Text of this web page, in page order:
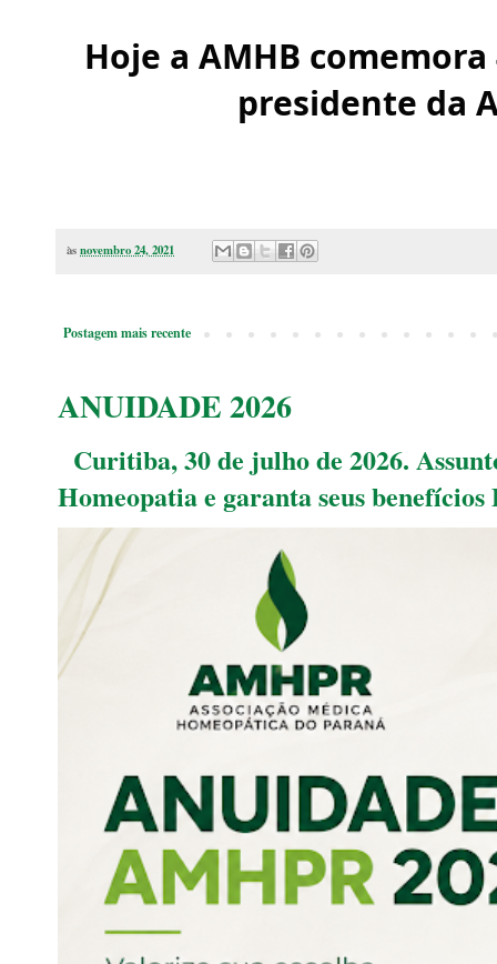
Hoje a AMHB
presidente da
àsnovembro 24, 2021
Postagem mais recente
ANUIDADE 2026
Curitiba, 30 de julho de 2026.
Homeopatia e garanta seus